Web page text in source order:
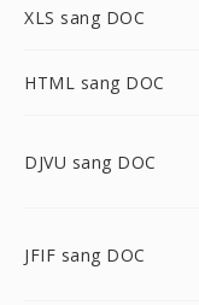
XLS sang DOC
HTML sang DOC
DJVU sang DOC
JFIF sang DOC